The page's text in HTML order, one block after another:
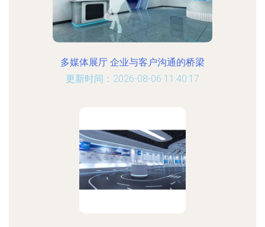
多媒体展厅 企业与客户沟通的桥梁
更新时间：2026-08-06 11:40:17